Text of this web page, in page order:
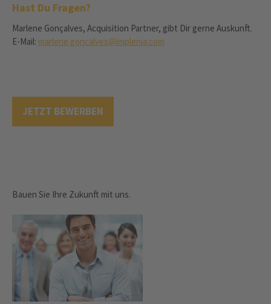
Hast Du Fragen?
Marlene Gonçalves, Acquisition Partner, gibt Dir gerne Auskunft.
E-Mail: marlene.goncalves@implenia.com
JETZT BEWERBEN
Bauen Sie Ihre Zukunft mit uns.